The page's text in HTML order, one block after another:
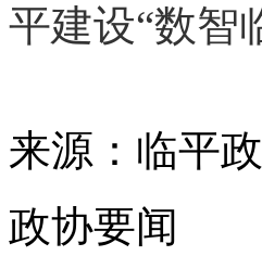
平建设“数智
来源：临平
政协要闻